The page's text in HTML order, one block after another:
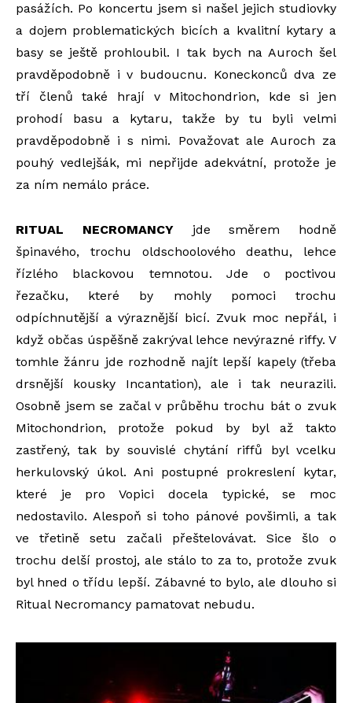
pasážích. Po koncertu jsem si našel jejich studiovky
a dojem problematických bicích a kvalitní kytary a
basy se ještě prohloubil. I tak bych na Auroch šel
pravděpodobně i v budoucnu. Koneckonců dva ze
tří členů také hrají v Mitochondrion, kde si jen
prohodí basu a kytaru, takže by tu byli velmi
pravděpodobně i s nimi. Považovat ale Auroch za
pouhý vedlejšák, mi nepřijde adekvátní, protože je
za ním nemálo práce.
RITUAL NECROMANCYjde směrem hodně
špinavého, trochu oldschoolového deathu, lehce
řízlého blackovou temnotou. Jde o poctivou
řezačku, které by mohly pomoci trochu
odpíchnutější a výraznější bicí. Zvuk moc nepřál, i
když občas úspěšně zakrýval lehce nevýrazné riffy. V
tomhle žánru jde rozhodně najít lepší kapely (třeba
drsnější kousky Incantation), ale i tak neurazili.
Osobně jsem se začal v průběhu trochu bát o zvuk
Mitochondrion, protože pokud by byl až takto
zastřený, tak by souvislé chytání riffů byl vcelku
herkulovský úkol. Ani postupné prokreslení kytar,
které je pro Vopici docela typické, se moc
nedostavilo. Alespoň si toho pánové povšimli, a tak
ve třetině setu začali přeštelovávat. Sice šlo o
trochu delší prostoj, ale stálo to za to, protože zvuk
byl hned o třídu lepší. Zábavné to bylo, ale dlouho si
Ritual Necromancy pamatovat nebudu.